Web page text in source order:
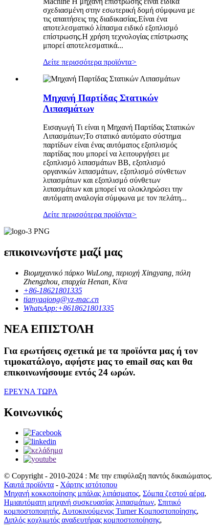
σχεδιασμένη στην εσωτερική δομή σύμφωνα με
τις απαιτήσεις της διαδικασίας.Είναι ένα
αποτελεσματικό λίπασμα ειδικό εξοπλισμό
επίστρωσης.Η χρήση τεχνολογίας επίστρωσης
μπορεί αποτελεσματικά...
Δείτε περισσότερα προϊόντα>
Μηχανή Παρτίδας Στατικών
Λιπασμάτων
Εισαγωγή Τι είναι η Μηχανή Παρτίδας Στατικών
Λιπασμάτων;Το στατικό αυτόματο σύστημα
παρτίδων είναι ένας αυτόματος εξοπλισμός
παρτίδας που μπορεί να λειτουργήσει με
εξοπλισμό λιπασμάτων BB, εξοπλισμό
οργανικών λιπασμάτων, εξοπλισμό σύνθετων
λιπασμάτων και εξοπλισμό σύνθετων
λιπασμάτων και μπορεί να ολοκληρώσει την
αυτόματη αναλογία σύμφωνα με τον πελάτη...
Δείτε περισσότερα προϊόντα>
επικοινωνήστε μαζί μας
Βιομηχανικό πάρκο WuLong, περιοχή Xingyang, πόλη
Zhengzhou, επαρχία Henan, Κίνα
+86-18621801335
tianyaqiong@yz-mac.cn
WhatsApp:+8618621801335
ΝΕΑ ΕΠΙΣΤΟΛΗ
Για ερωτήσεις σχετικά με τα προϊόντα μας ή τον
τιμοκατάλογο, αφήστε μας το email σας και θα
επικοινωνήσουμε εντός 24 ωρών.
ΕΡΕΥΝΑ ΤΩΡΑ
Κοινωνικός
© Copyright - 2010-2024 : Με την επιφύλαξη παντός δικαιώματος.
Καυτά προϊόντα - Χάρτης ιστότοπου
Μηχανή κοκκοποίησης μπάλας λιπάσματος, Σόμπα ζεστού αέρα,
Ημιαυτόματη μηχανή συσκευασίας λιπασμάτων, Σπιτικό
κομποστοποιητής, Αυτοκινούμενος Turner Κομποστοποίησης,
Διπλός κοχλιωτός αναδευτήρας κομποστοποίησης,